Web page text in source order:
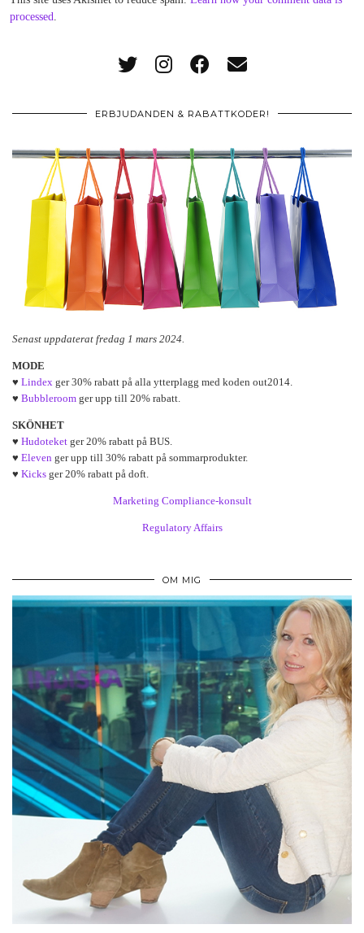
processed.
ERBJUDANDEN & RABATTKODER!
Senast uppdaterat fredag 1 mars 2024.
MODE
♥ Lindex ger 30% rabatt på alla ytterplagg med koden out2014.
♥ Bubbleroom ger upp till 20% rabatt.
SKÖNHET
♥ Hudoteket ger 20% rabatt på BUS.
♥ Eleven ger upp till 30% rabatt på sommarprodukter.
♥ Kicks ger 20% rabatt på doft.
Marketing Compliance-konsult
Regulatory Affairs
OM MIG